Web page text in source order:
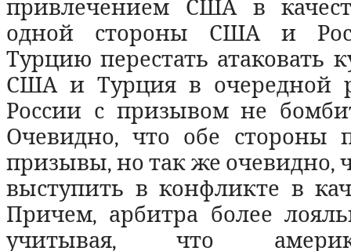
привлечением США в
одной стороны США и
Турцию перестать атаковать
США и Турция в очередной
России с призывом не
Очевидно, что обе стороны
призывы, но так же очевидно,
выступить в конфликте в
Причем, арбитра более
учитывая, что